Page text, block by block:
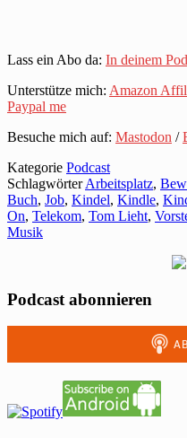
Lass ein Abo da: In deinem
Unterstütze mich: Amazon
Paypal me
Besuche mich auf: Mastodon /
Kategorie Podcast
SchlagwörterArbeitsplatz,
Buch, Job, Kindel, Kindle,
On, Telekom, Tom Lieht,
Musik
Podcast abonnieren